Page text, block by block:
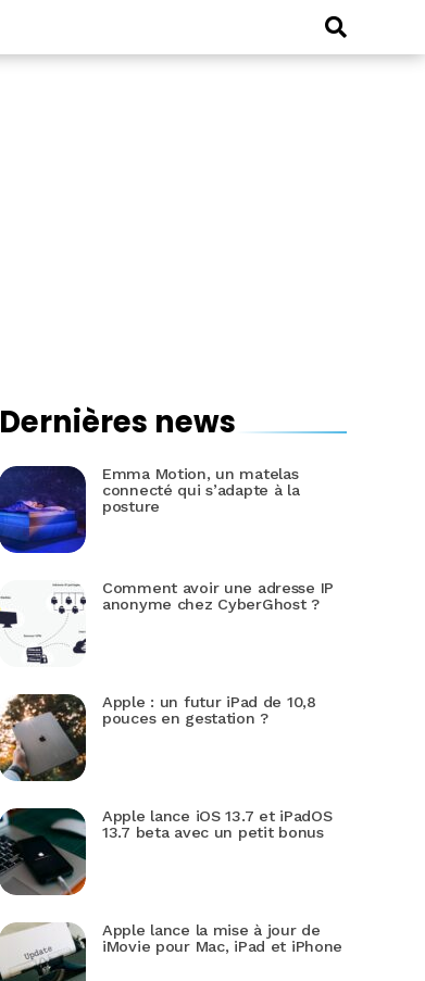
Dernières news
Emma Motion, un matelas
connecté qui s’adapte à la
posture
Comment avoir une adresse IP
anonyme chez CyberGhost ?
Apple : un futur iPad de 10,8
pouces en gestation ?
Apple lance iOS 13.7 et iPadOS
13.7 beta avec un petit bonus
Apple lance la mise à jour de
iMovie pour Mac, iPad et iPhone